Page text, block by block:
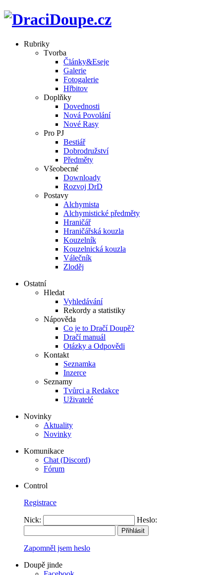
Rubriky
Tvorba
Články&Eseje
Galerie
Fotogalerie
Hřbitov
Doplňky
Dovednosti
Nová Povolání
Nové Rasy
Pro PJ
Bestiář
Dobrodružství
Předměty
Všeobecné
Downloady
Rozvoj DrD
Postavy
Alchymista
Alchymistické předměty
Hraničář
Hraničářská kouzla
Kouzelník
Kouzelnická kouzla
Válečník
Zloděj
Ostatní
Hledat
Vyhledávání
Rekordy a statistiky
Nápověda
Co je to Dračí Doupě?
Dračí manuál
Otázky a Odpovědi
Kontakt
Seznamka
Inzerce
Seznamy
Tvůrci a Redakce
Uživatelé
Novinky
Aktuality
Novinky
Komunikace
Chat (Discord)
Fórum
Control
Registrace
Nick: Heslo:
Zapomněl jsem heslo
Doupě jinde